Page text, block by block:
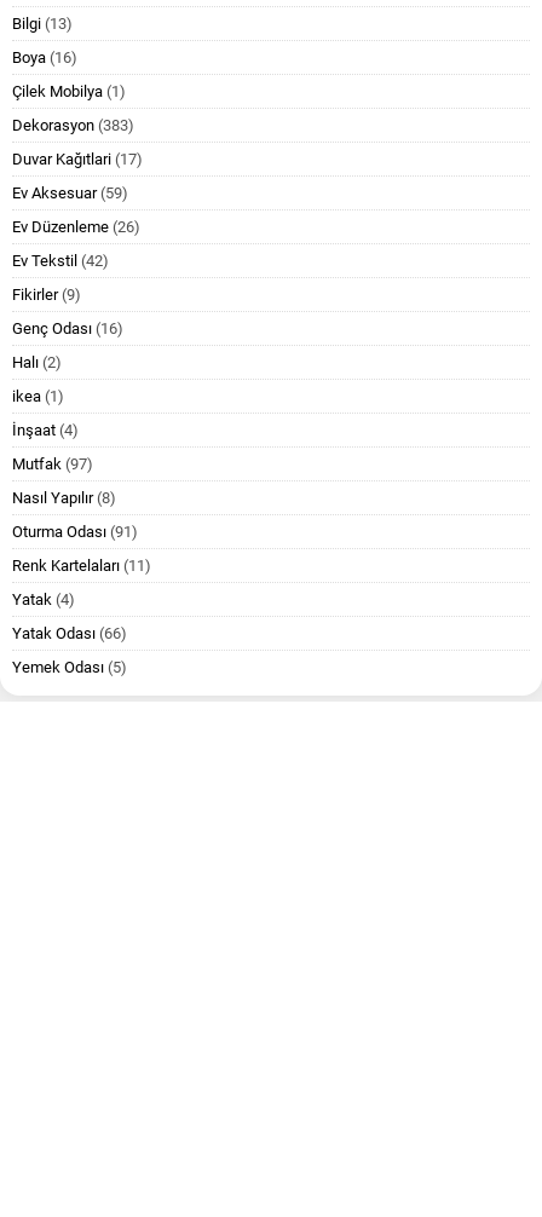
Bilgi (13)
Boya (16)
Çilek Mobilya (1)
Dekorasyon (383)
Duvar Kağıtlari (17)
Ev Aksesuar(59)
Ev Düzenleme (26)
Ev Tekstil (42)
Fikirler(9)
Genç Odası (16)
Halı (2)
ikea (1)
İnşaat (4)
Mutfak (97)
Nasıl Yapılır(8)
Oturma Odası (91)
Renk Kartelaları (11)
Yatak (4)
Yatak Odası (66)
Yemek Odası (5)